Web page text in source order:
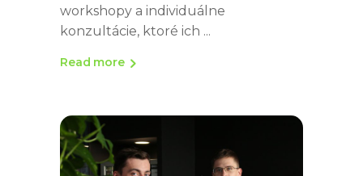
workshopy a individuálne
konzultácie, ktoré ich
Read more